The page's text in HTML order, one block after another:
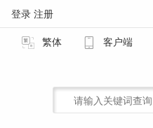
登录 注册
繁体 客户端